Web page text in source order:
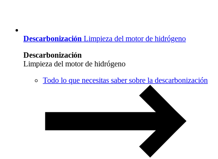
Descarbonización Limpieza del motor de hidrógeno
Descarbonización
Limpieza del motor de hidrógeno
Todo lo que necesitas saber sobre la descarbonización